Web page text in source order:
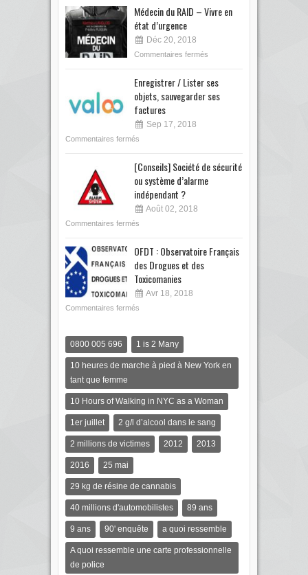
Médecin du RAID – Vivre en
état d’urgence
Déc 20, 2018
Commentaires fermés
Enregistrer / Lister ses
objets, sauvegarder ses
factures
Sep 17, 2018
Commentaires fermés
[Conseils] Société de sécurité
ou système d’alarme
indépendant ?
Août 02, 2018
Commentaires fermés
OFDT : Observatoire Français
des Drogues et des
Toxicomanies
Avr 18, 2018
Commentaires fermés
0800 005 696 1 is 2 Many
10 heures de marche à pied à New York en
tant que femme
10 Hours of Walking in NYC as a Woman
1er juillet 2 g/l d’alcool dans le sang
2 millions de victimes 2012 2013
2016 25 mai
29 kg de résine de cannabis
40 millions d'automobilistes 89 ans
9 ans 90' enquête a quoi ressemble
A quoi ressemble une carte professionnelle
de police